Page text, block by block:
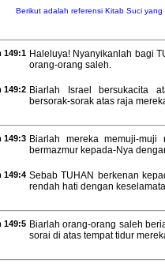
Berikut adalah referensi Kitab Suci
149:1 Haleluya! Nyanyikanlah bagi
orang-orang saleh.
149:2 Biarlah Israel bersukacita
bersorak-sorak atas raja
149:3 Biarlah mereka memuji-
bermazmur kepada-Nya
149:4 Sebab TUHAN berkenan
rendah hati dengan
149:5 Biarlah orang-orang saleh
sorai di atas tempat tidur